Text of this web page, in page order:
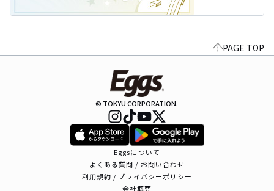
PAGE TOP
© TOKYU CORPORATION.
Eggsについて
よくある質問 / お問い合わせ
利用規約 / プライバシーポリシー
会社概要